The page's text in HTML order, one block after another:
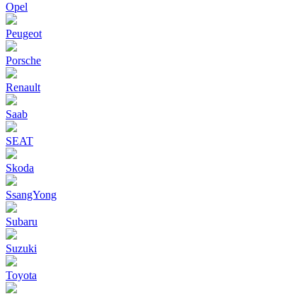
Opel
Peugeot
Porsche
Renault
Saab
SEAT
Skoda
SsangYong
Subaru
Suzuki
Toyota